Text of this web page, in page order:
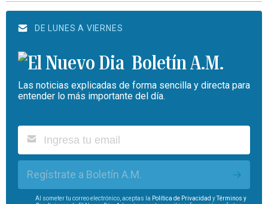
DE LUNES A VIERNES
Boletín A.M.
Las noticias explicadas de forma sencilla y directa para
entender lo más importante del día.
Regístrate a Boletín A.M.
Al someter tu correo electrónico, aceptas la Política de Privacidad yTérminos y